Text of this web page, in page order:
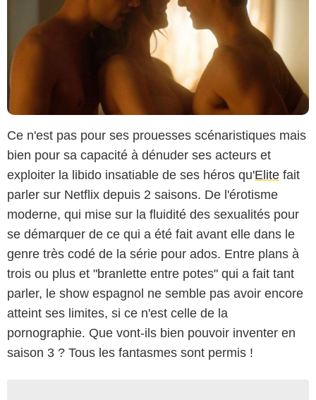
Ce n'est pas pour ses prouesses scénaristiques mais
bien pour sa capacité à dénuder ses acteurs et
exploiter la libido insatiable de ses héros qu'Elite fait
parler sur Netflix depuis 2 saisons. De l'érotisme
moderne, qui mise sur la fluidité des sexualités pour
se démarquer de ce qui a été fait avant elle dans le
genre très codé de la série pour ados. Entre plans à
trois ou plus et "branlette entre potes" qui a fait tant
parler, le show espagnol ne semble pas avoir encore
atteint ses limites, si ce n'est celle de la
pornographie. Que vont-ils bien pouvoir inventer en
saison 3 ? Tous les fantasmes sont permis !